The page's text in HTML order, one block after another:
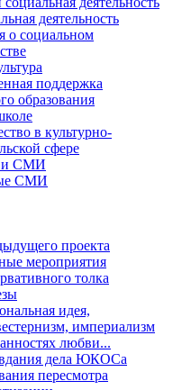
деятельность
о социальном
поддержка
образования
в культурно-
сфере
и СМИ
СМИ
проекта
мероприятия
толка
идея,
империализм
любви...
дела ЮКОСа
пересмотра